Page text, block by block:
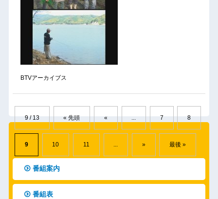
BTVアーカイブス
9 / 13 « 先頭 « ... 7 8
9 10 11 ... » 最後 »
番組案内
番組表